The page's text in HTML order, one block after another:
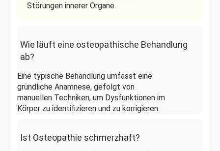
Störungen innerer Organe.
Wie läuft eine osteopathische Behandlung
ab?
Eine typische Behandlung umfasst eine
gründliche Anamnese, gefolgt von
manuellen Techniken, um Dysfunktionen im
Körper zu identifizieren und zu korrigieren.
Ist Osteopathie schmerzhaft?